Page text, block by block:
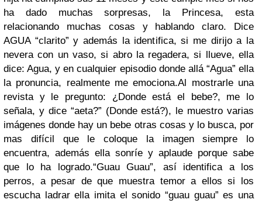
ha dado muchas sorpresas, la Princesa, esta
relacionando muchas cosas y hablando claro. Dice
AGUA “clarito” y además la identifica, si me dirijo a la
nevera con un vaso, si abro la regadera, si llueve, ella
dice: Agua, y en cualquier episodio donde allá “Agua” ella
la pronuncia, realmente me emociona.Al mostrarle una
revista y le pregunto: ¿Donde está el bebe?, me lo
señala, y dice “aeta?” (Donde está?), le muestro varias
imágenes donde hay un bebe otras cosas y lo busca, por
mas difícil que le coloque la imagen siempre lo
encuentra, además ella sonríe y aplaude porque sabe
que lo ha logrado.“Guau Guau”, así identifica a los
perros, a pesar de que muestra temor a ellos si los
escucha ladrar ella imita el sonido “guau guau” es una